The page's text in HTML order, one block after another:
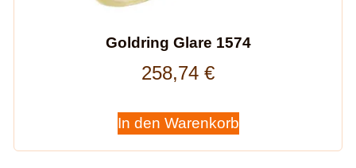
Goldring Glare 1574
258,74 €
In den Warenkorb